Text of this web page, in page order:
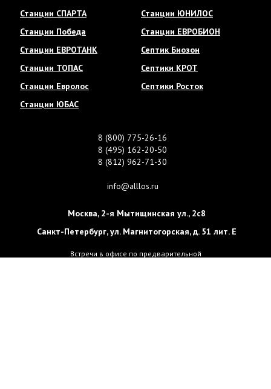
Станции СПАРТА
Станции Победа
Станции ЕВРОТАНК
Станции ТОПАС
Станции Евролос
Станции ЮБАС
Станции ЮНИЛОС
Станции ЕВРОБИОН
Септик Биозон
Септики КРОТ
Септики Росток
8 (800) 775-26-16
8 (495) 162-20-50
8 (812) 962-71-30
info@alllos.ru
Москва, 2-я Мытищинская ул., 2с8
Санкт-Петербург,ул. Магнитогорская, д. 51 лит. Е
Встречи в офисе по предварительной